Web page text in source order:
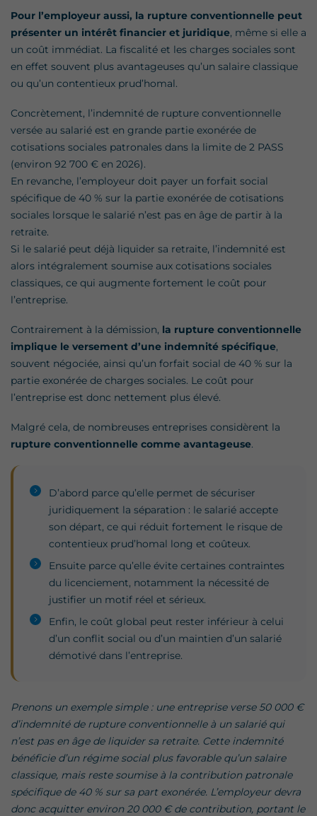
Pour l’employeur aussi, la rupture conventionnelle peut
présenter un intérêt financier et juridique, même si elle a
un coût immédiat. La fiscalité et les charges sociales sont
en effet souvent plus avantageuses qu’un salaire classique
ou qu’un contentieux prud’homal.
Concrètement, l’indemnité de rupture conventionnelle
versée au salarié est en grande partie exonérée de
cotisations sociales patronales dans la limite de 2 PASS
(environ 92 700 € en 2026).
En revanche, l’employeur doit payer un forfait social
spécifique de 40 % sur la partie exonérée de cotisations
sociales lorsque le salarié n’est pas en âge de partir à la
retraite.
Si le salarié peut déjà liquider sa retraite, l’indemnité est
alors intégralement soumise aux cotisations sociales
classiques, ce qui augmente fortement le coût pour
l’entreprise.
Contrairement à la démission, la rupture conventionnelle
implique le versement d’une indemnité spécifique,
souvent négociée, ainsi qu’un forfait social de 40 % sur la
partie exonérée de charges sociales. Le coût pour
l’entreprise est donc nettement plus élevé.
Malgré cela, de nombreuses entreprises considèrent la
rupture conventionnelle comme avantageuse.
D’abord parce qu’elle permet de sécuriser
juridiquement la séparation : le salarié accepte
son départ, ce qui réduit fortement le risque de
contentieux prud’homal long et coûteux.
Ensuite parce qu’elle évite certaines contraintes
du licenciement, notamment la nécessité de
justifier un motif réel et sérieux.
Enfin, le coût global peut rester inférieur à celui
d’un conflit social ou d’un maintien d’un salarié
démotivé dans l’entreprise.
Prenons un exemple simple : une entreprise verse 50 000 €
d’indemnité de rupture conventionnelle à un salarié qui
n’est pas en âge de liquider sa retraite. Cette indemnité
bénéficie d’un régime social plus favorable qu’un salaire
classique, mais reste soumise à la contribution patronale
spécifique de 40 % sur sa part exonérée. L’employeur devra
donc acquitter environ 20 000 € de contribution, portant le